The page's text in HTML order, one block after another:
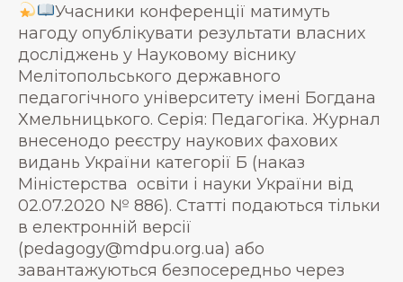
Учасники конференції матимуть
нагоду опублікувати результати власних
досліджень у Науковому віснику
Мелітопольського державного
педагогічного університету імені Богдана
Хмельницького. Серія: Педагогіка. Журнал
внесенодо реєстру наукових фахових
видань України категорії Б (наказ
Міністерства освіти і науки України від
02.07.2020 № 886). Статті подаються тільки
в електронній версії
(pedagogy@mdpu.org.ua) або
завантажуються безпосередньо через